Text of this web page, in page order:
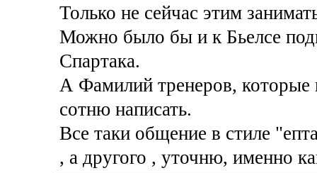
Только не сейчас этим
Можно было бы и к Бьелсе
Спартака.
А Фамилий тренеров,
сотню написать.
Все таки общение в стиле
, а другого , уточню, именно